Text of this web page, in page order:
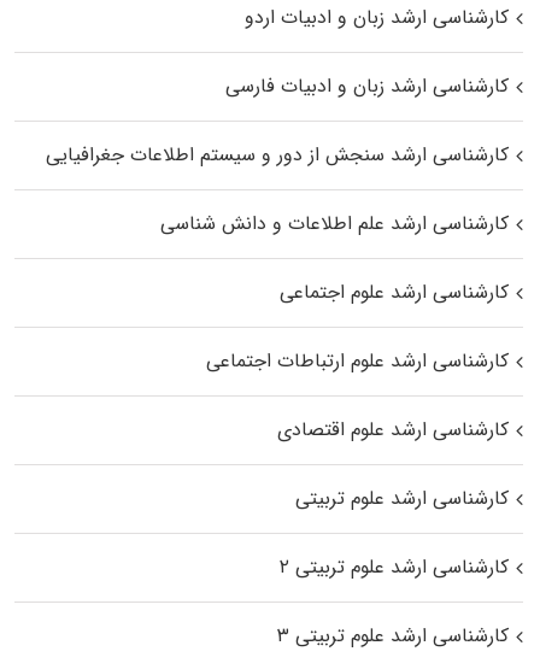
کارشناسی ارشد زبان و ادبیات اردو
کارشناسی ارشد زبان و ادبیات فارسی
کارشناسی ارشد سنجش از دور و سیستم اطلاعات جغرافیایی
کارشناسی ارشد علم اطلاعات و دانش شناسی
کارشناسی ارشد علوم اجتماعی
کارشناسی ارشد علوم ارتباطات اجتماعی
کارشناسی ارشد علوم اقتصادی
کارشناسی ارشد علوم تربیتی
کارشناسی ارشد علوم تربیتی ۲
کارشناسی ارشد علوم تربیتی ۳